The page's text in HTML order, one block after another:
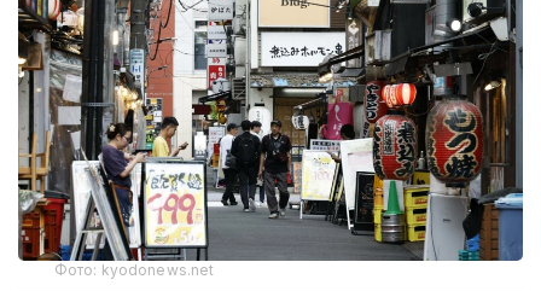
Фото: kyodonews.net